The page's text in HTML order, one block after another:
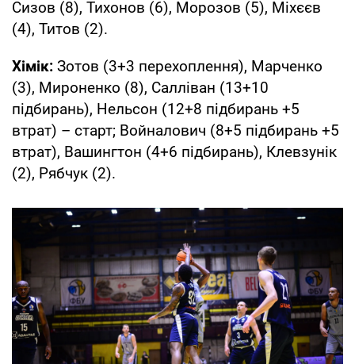
Сизов (8), Тихонов (6), Морозов (5), Міхєєв
(4), Титов (2).
Хімік: Зотов (3+3 перехоплення), Марченко
(3), Мироненко (8), Салліван (13+10
підбирань), Нельсон (12+8 підбирань +5
втрат) – старт; Войналович (8+5 підбирань +5
втрат), Вашингтон (4+6 підбирань), Клевзунік
(2), Рябчук (2).